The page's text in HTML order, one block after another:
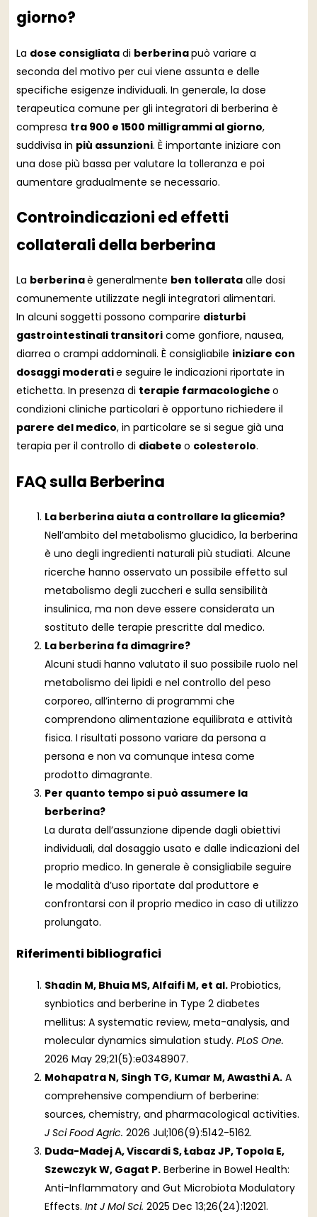
giorno?
La dose consigliata di berberinapuò variare a
seconda del motivo per cui viene assunta e delle
specifiche esigenze individuali. In generale, la dose
terapeutica comune per gli integratori di berberina è
compresa tra 900 e 1500 milligrammi al giorno,
suddivisa in più assunzioni. È importante iniziare con
una dose più bassa per valutare la tolleranza e poi
aumentare gradualmente se necessario.
Controindicazioni ed effetti
collaterali della berberina
La berberinaè generalmente ben tollerata alle dosi
comunemente utilizzate negli integratori alimentari.
In alcuni soggetti possono comparire disturbi
gastrointestinali transitori come gonfiore, nausea,
diarrea o crampi addominali. È consigliabile iniziare con
dosaggi moderatie seguire le indicazioni riportate in
etichetta. In presenza di terapie farmacologicheo
condizioni cliniche particolari è opportuno richiedere il
parere del medico, in particolare se si segue già una
terapia per il controllo di diabeteo colesterolo.
FAQ sulla Berberina
La berberina aiuta a controllare la glicemia?
Nell’ambito del metabolismo glucidico, la berberina
è uno degli ingredienti naturali più studiati. Alcune
ricerche hanno osservato un possibile effetto sul
metabolismo degli zuccheri e sulla sensibilità
insulinica, ma non deve essere considerata un
sostituto delle terapie prescritte dal medico.
La berberina fa dimagrire?
Alcuni studi hanno valutato il suo possibile ruolo nel
metabolismo dei lipidi e nel controllo del peso
corporeo, all’interno di programmi che
comprendono alimentazione equilibrata e attività
fisica. I risultati possono variare da persona a
persona e non va comunque intesa come
prodotto dimagrante.
Per quanto tempo si può assumere la
berberina?
La durata dell’assunzione dipende dagli obiettivi
individuali, dal dosaggio usato e dalle indicazioni del
proprio medico. In generale è consigliabile seguire
le modalità d’uso riportate dal produttore e
confrontarsi con il proprio medico in caso di utilizzo
prolungato.
Riferimenti bibliografici
Shadin M, Bhuia MS, Alfaifi M, et al. Probiotics,
synbiotics and berberine in Type 2 diabetes
mellitus: A systematic review, meta-analysis, and
molecular dynamics simulation study.PLoS One.
2026 May 29;21(5):e0348907.
Mohapatra N, Singh TG, Kumar M, Awasthi A. A
comprehensive compendium of berberine:
sources, chemistry, and pharmacological activities.
J Sci Food Agric. 2026 Jul;106(9):5142-5162.
Duda-Madej A, Viscardi S, Łabaz JP, Topola E,
Szewczyk W, Gagat P. Berberine in Bowel Health:
Anti-Inflammatory and Gut Microbiota Modulatory
Effects.Int J Mol Sci. 2025 Dec 13;26(24):12021.